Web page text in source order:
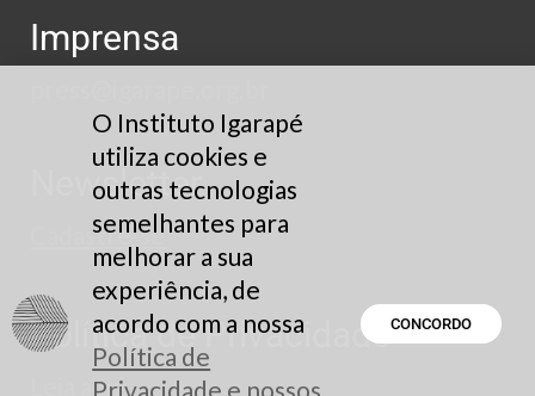
Imprensa
Newsletter
Cadastre-se
Política de Privacidade
Leia aqui
O Instituto Igarapé
utiliza cookies e
outras tecnologias
semelhantes para
melhorar a sua
experiência, de
acordo com a nossa
Política de
Privacidade e nossos
CONCORDO